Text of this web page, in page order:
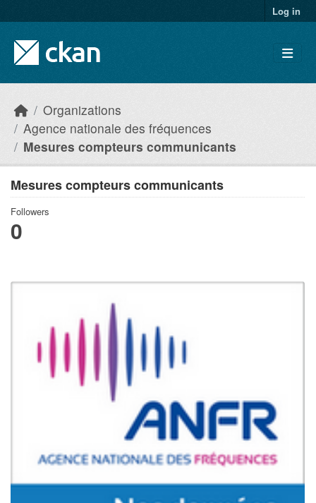
Log in
Organizations
Agence nationale des fréquences
Mesures compteurs communicants
Mesures compteurs communicants
Followers
0